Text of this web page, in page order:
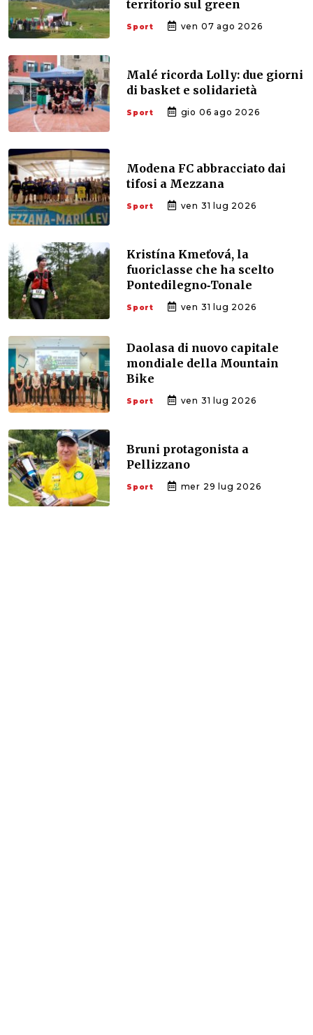
territorio sul green
Sport ven 07 ago 2026
Malé ricorda Lolly: due giorni
di basket e solidarietà
Sport gio 06 ago 2026
Modena FC abbracciato dai
tifosi a Mezzana
Sport ven 31 lug 2026
Kristína Kmeťová, la
fuoriclasse che ha scelto
Pontedilegno‑Tonale
Sport ven 31 lug 2026
Daolasa di nuovo capitale
mondiale della Mountain
Bike
Sport ven 31 lug 2026
Bruni protagonista a
Pellizzano
Sport mer 29 lug 2026